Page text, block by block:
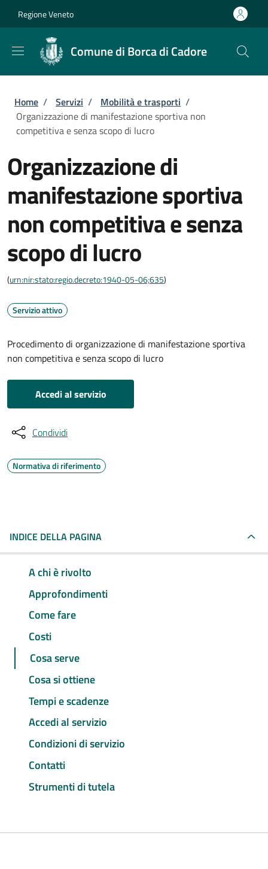
Regione Veneto
Comune di Borca di Cadore
Briciole di pane
Home / Servizi / Mobilità e trasporti /
Organizzazione di manifestazione sportiva non
competitiva e senza scopo di lucro
Organizzazione di
manifestazione sportiva
non competitiva e senza
scopo di lucro
(urn:nir:stato:regio.decreto:1940-05-06;635)
Servizio attivo
Procedimento di organizzazione di manifestazione sportiva
non competitiva e senza scopo di lucro
Accedi al servizio
Condividi
Normativa di riferimento
INDICE DELLA PAGINA
A chi è rivolto
Approfondimenti
Come fare
Costi
Cosa serve
Cosa si ottiene
Tempi e scadenze
Accedi al servizio
Condizioni di servizio
Contatti
Strumenti di tutela